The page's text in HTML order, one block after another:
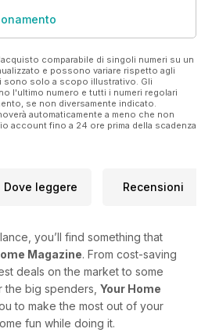
comparabile di singoli numeri su un
e possono variare rispetto agli
sono solo a scopo illustrativo. Gli
l'ultimo numero e tutti i numeri regolari
se non diversamente indicato.
automaticamente a meno che non
account fino a 24 ore prima della scadenza
Dove leggere Recensioni
you’ll find something that
Magazine. From cost-saving
deals on the market to some
the big spenders, Your Home
to make the most out of your
fun while doing it.